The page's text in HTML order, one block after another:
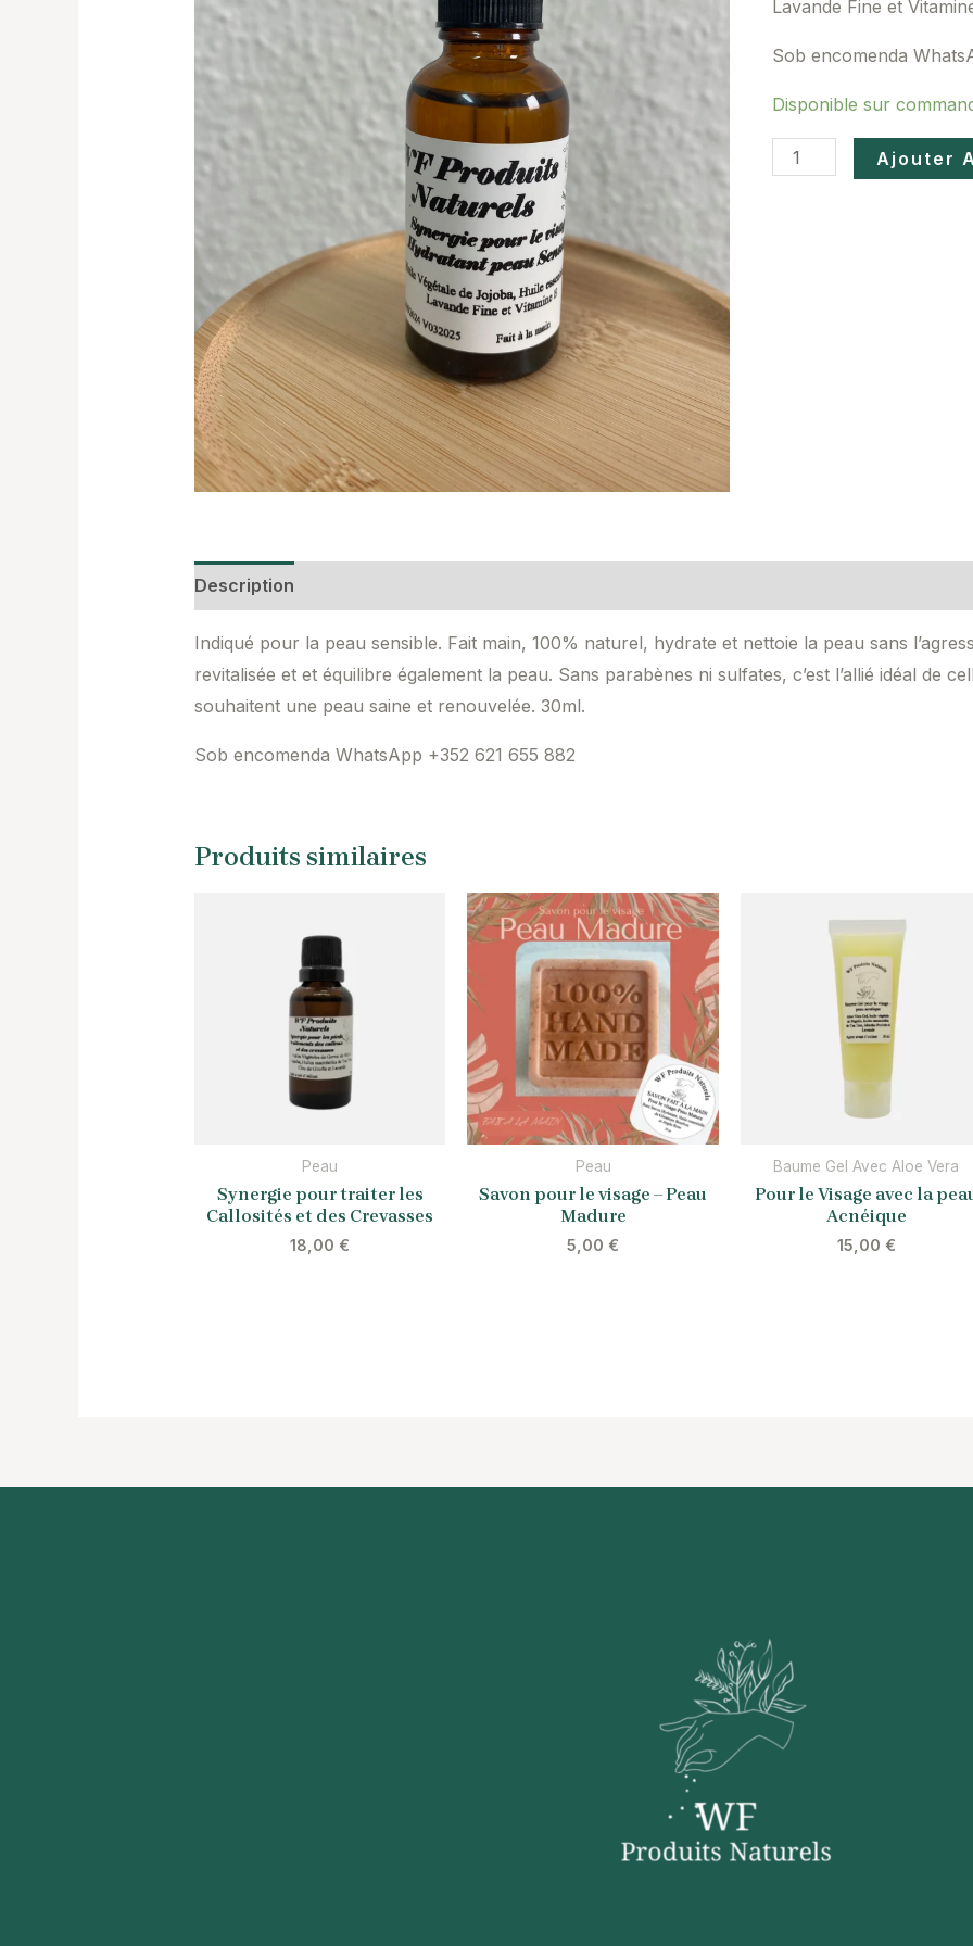
Lavande Fine et
Sob encomenda
Disponible sur
Peau
Sensible
Ajouter
Description
Indiqué pour la peau sensible. Fait main, 100% naturel, hydrate et nettoie la peau sans
revitalisée et et équilibre également la peau. Sans parabènes ni sulfates, c’est l’allié idéal de
souhaitent une peau saine et renouvelée. 30ml.
Sob encomenda WhatsApp +352 621 655 882
Produits similaires
Peau
Synergie pour traiter les
Callosités et des Crevasses
18,00 €
Peau
Savon pour le visage – Peau
Madure
5,00 €
Baume Gel Avec Aloe Vera
Pour le Visage avec la
Acnéique
15,00 €